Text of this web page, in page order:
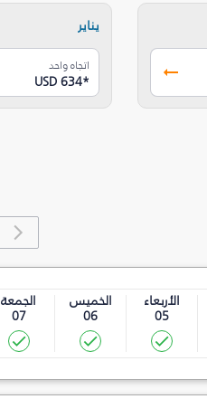
يناير
اتجاه واحد
USD 634*
الأربعاء
05
الخميس
06
الجمعة
07